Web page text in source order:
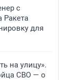
с
для
на улицу».
СВО — о